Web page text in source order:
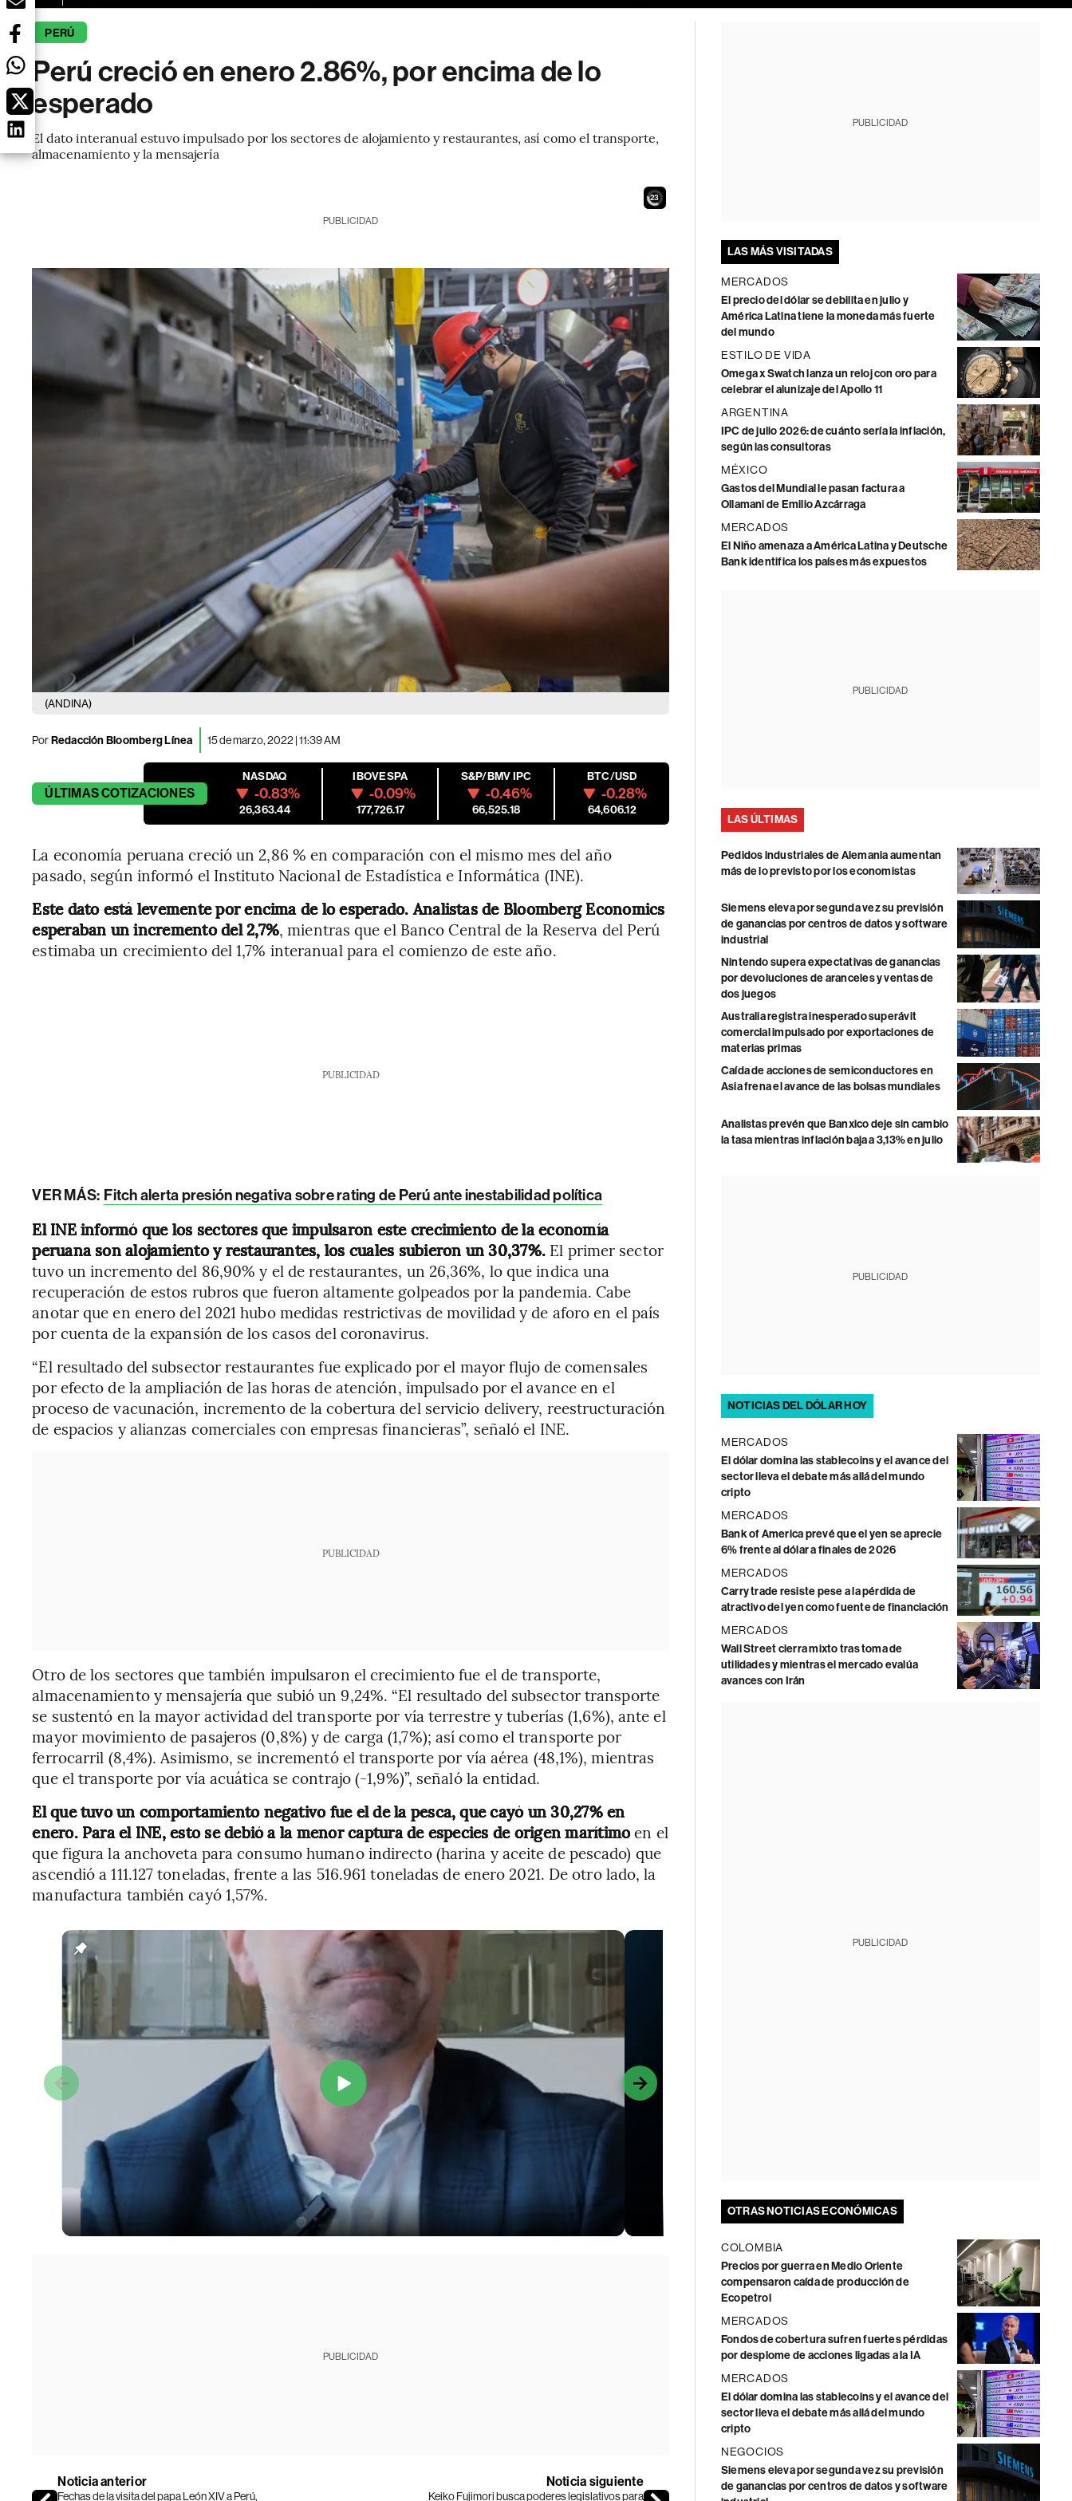
PERÚ
Perú creció en enero 2.86%, por encima de lo
esperado
El dato interanual estuvo impulsado por los sectores de alojamiento y restaurantes, así como el transporte,
almacenamiento y la mensajería
21
PUBLICIDAD
(ANDINA)
PorRedacción Bloomberg Línea 15 de marzo, 2022 | 11:39 AM
ÚLTIMASCOTIZACIONES
NASDAQ
-0.83%
26,363.44
IBOVESPA
-0.09%
177,726.17
S&P/BMV IPC
-0.46%
66,525.18
BTC/USD
-0.28%
64,606.12
La economía peruana creció un 2,86 % en comparación con el mismo mes del año
pasado, según informó el Instituto Nacional de Estadística e Informática (INE).
Este dato está levemente por encima de lo esperado. Analistas de Bloomberg Economics
esperaban un incremento del 2,7%, mientras que el Banco Central de la Reserva del Perú
estimaba un crecimiento del 1,7% interanual para el comienzo de este año.
PUBLICIDAD
VER MÁS: Fitch alerta presión negativa sobre rating de Perú ante inestabilidad política
El INE informó que los sectores que impulsaron este crecimiento de la economía
peruana son alojamiento y restaurantes, los cuales subieron un 30,37%. El primer sector
tuvo un incremento del 86,90% y el de restaurantes, un 26,36%, lo que indica una
recuperación de estos rubros que fueron altamente golpeados por la pandemia. Cabe
anotar que en enero del 2021 hubo medidas restrictivas de movilidad y de aforo en el país
por cuenta de la expansión de los casos del coronavirus.
“El resultado del subsector restaurantes fue explicado por el mayor flujo de comensales
por efecto de la ampliación de las horas de atención, impulsado por el avance en el
proceso de vacunación, incremento de la cobertura del servicio delivery, reestructuración
de espacios y alianzas comerciales con empresas financieras”, señaló el INE.
PUBLICIDAD
Otro de los sectores que también impulsaron el crecimiento fue el de transporte,
almacenamiento y mensajería que subió un 9,24%. “El resultado del subsector transporte
se sustentó en la mayor actividad del transporte por vía terrestre y tuberías (1,6%), ante el
mayor movimiento de pasajeros (0,8%) y de carga (1,7%); así como el transporte por
ferrocarril (8,4%). Asimismo, se incrementó el transporte por vía aérea (48,1%), mientras
que el transporte por vía acuática se contrajo (-1,9%)”, señaló la entidad.
El que tuvo un comportamiento negativo fue el de la pesca, que cayó un 30,27% en
enero. Para el INE, esto se debió a la menor captura de especies de origen marítimoen el
que figura la anchoveta para consumo humano indirecto (harina y aceite de pescado) que
ascendió a 111.127 toneladas, frente a las 516.961 toneladas de enero 2021. De otro lado, la
manufactura también cayó 1,57%.
PUBLICIDAD
Noticia anterior
Fechas de la visita del papa León XIV a Perú,
Noticia siguiente
Keiko Fujimori busca poderes legislativos para
PUBLICIDAD
LAS MÁS VISITADAS
MERCADOS
El precio del dólar se debilita en julio y
América Latina tiene la moneda más fuerte
del mundo
ESTILO DE VIDA
Omega x Swatch lanza un reloj con oro para
celebrar el alunizaje del Apollo 11
ARGENTINA
IPC de julio 2026: de cuánto sería la inflación,
según las consultoras
MÉXICO
Gastos del Mundial le pasan factura a
Ollamani de Emilio Azcárraga
MERCADOS
El Niño amenaza a América Latina y Deutsche
Bank identifica los países más expuestos
PUBLICIDAD
LAS ÚLTIMAS
Pedidos industriales de Alemania aumentan
más de lo previsto por los economistas
Siemens eleva por segunda vez su previsión
de ganancias por centros de datos y software
industrial
Nintendo supera expectativas de ganancias
por devoluciones de aranceles y ventas de
dos juegos
Australia registra inesperado superávit
comercial impulsado por exportaciones de
materias primas
Caída de acciones de semiconductores en
Asia frena el avance de las bolsas mundiales
Analistas prevén que Banxico deje sin cambio
la tasa mientras inflación baja a 3,13% en julio
PUBLICIDAD
NOTICIAS DEL DÓLAR HOY
MERCADOS
El dólar domina las stablecoins y el avance del
sector lleva el debate más allá del mundo
cripto
MERCADOS
Bank of America prevé que el yen se aprecie
6% frente al dólar a finales de 2026
MERCADOS
Carry trade resiste pese a la pérdida de
atractivo del yen como fuente de financiación
MERCADOS
Wall Street cierra mixto tras toma de
utilidades y mientras el mercado evalúa
avances con Irán
PUBLICIDAD
OTRAS NOTICIAS ECONÓMICAS
COLOMBIA
Precios por guerra en Medio Oriente
compensaron caída de producción de
Ecopetrol
MERCADOS
Fondos de cobertura sufren fuertes pérdidas
por desplome de acciones ligadas a la IA
MERCADOS
El dólar domina las stablecoins y el avance del
sector lleva el debate más allá del mundo
cripto
NEGOCIOS
Siemens eleva por segunda vez su previsión
de ganancias por centros de datos y software